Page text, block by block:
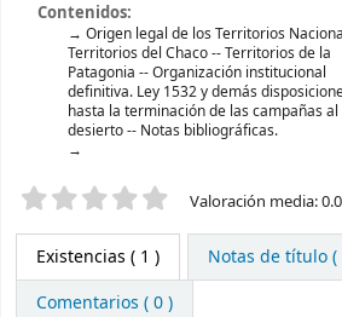
Contenidos:
Origen legal de los Territorios
Territorios del Chaco -- Territorios de la
Patagonia -- Organización institucional
definitiva. Ley 1532 y demás
hasta la terminación de las campañas al
desierto -- Notas bibliográficas.
Valoración Valoración media:
Existencias ( 1 )
Notas de título (
Comentarios ( 0 )